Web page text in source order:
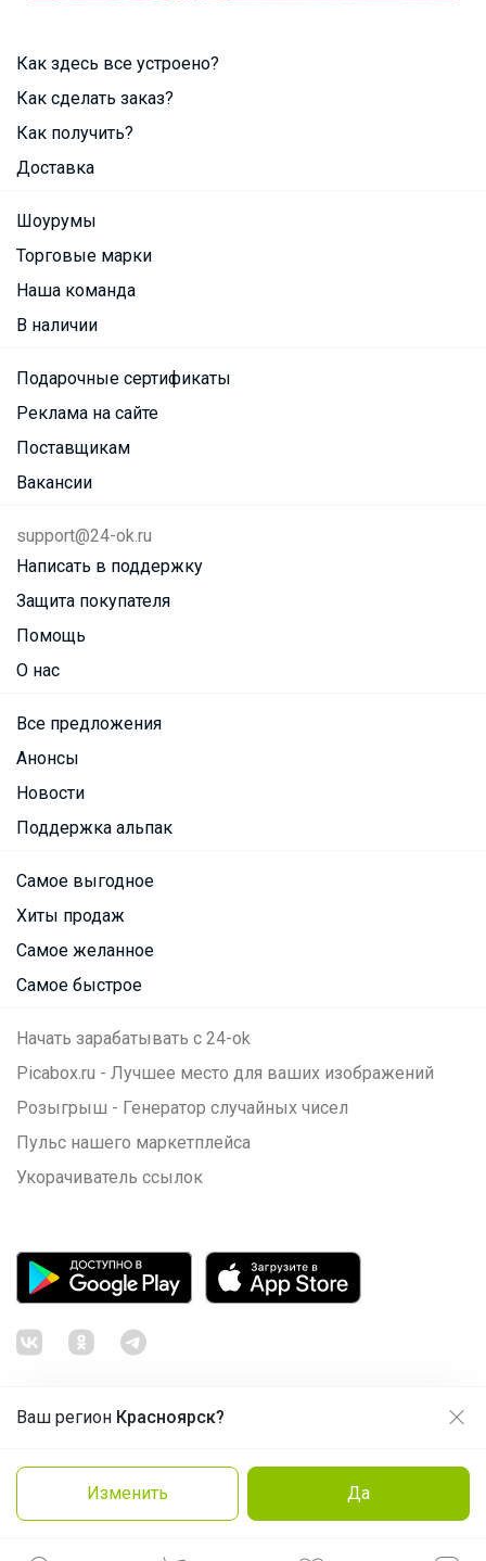
Ваш регион Красноярск?
Изменить Да
Как здесь все устроено?
Как сделать заказ?
Как получить?
Доставка
Шоурумы
Торговые марки
Наша команда
В наличии
Подарочные сертификаты
Реклама на сайте
Поставщикам
Вакансии
support@24-ok.ru
Написать в поддержку
Защита покупателя
Помощь
О нас
Все предложения
Анонсы
Новости
Поддержка альпак
Самое выгодное
Хиты продаж
Самое желанное
Самое быстрое
Начать зарабатывать с 24-ok
Picabox.ru - Лучшее место для ваших изображений
Розыгрыш - Генератор случайных чисел
Пульс нашего маркетплейса
Укорачиватель ссылок
Политика конфиденциальности
Cоглашение пользователя
Продолжая использовать этот сайт и нажимая кнопку
Принять